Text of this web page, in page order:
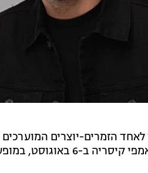
הזמרים-יוצרים
הבוקר (רביעי) כי הוא יחזור